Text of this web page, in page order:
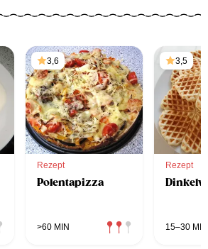
3,6
Rezept
Polentapizza
>60 MIN
3,5
Rezept
15–30 MIN